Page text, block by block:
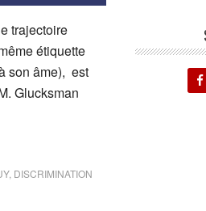
trajectoire
étiquette
son âme), est
Glucksman
, DISCRIMINATION